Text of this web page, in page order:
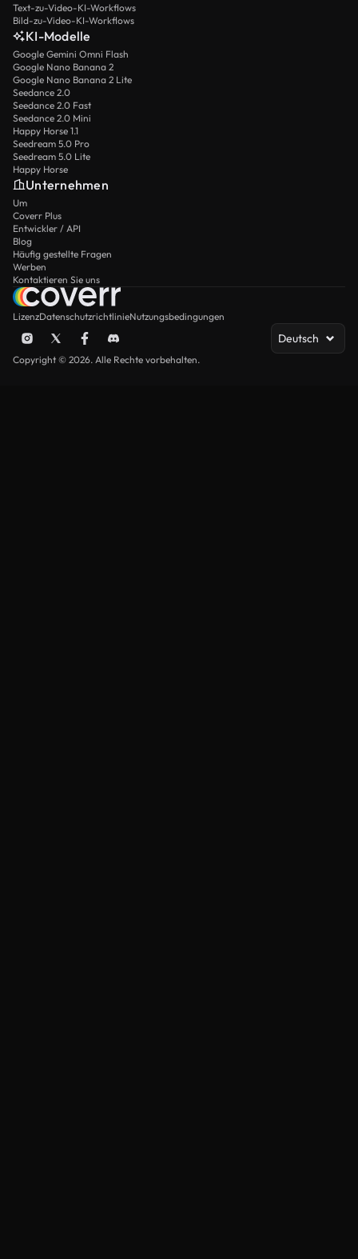
Text-zu-Video-KI-Workflows
Bild-zu-Video-KI-Workflows
KI-Modelle
Google Gemini Omni Flash
Google Nano Banana 2
Google Nano Banana 2 Lite
Seedance 2.0
Seedance 2.0 Fast
Seedance 2.0 Mini
Happy Horse 1.1
Seedream 5.0 Pro
Seedream 5.0 Lite
Happy Horse
Unternehmen
Um
Coverr Plus
Entwickler / API
Blog
Häufig gestellte Fragen
Werben
Kontaktieren Sie uns
LizenzDatenschutzrichtlinieNutzungsbedingungen
Deutsch
Copyright © 2026. Alle Rechte vorbehalten.